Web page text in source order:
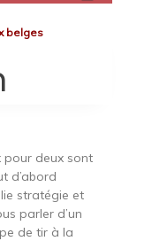
belges
pour deux sont
d’abord
stratégie et
parler d’un
de tir à la